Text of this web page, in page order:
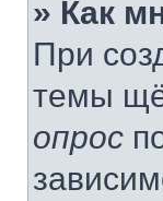
» Как
При
темы
опрос